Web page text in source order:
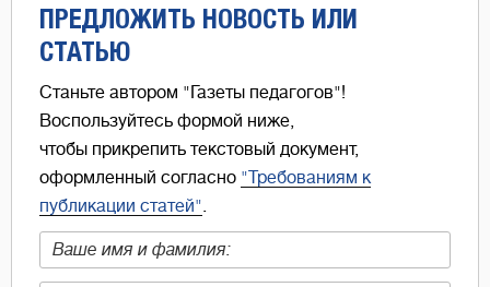
ПРЕДЛОЖИТЬ НОВОСТЬ ИЛИ
СТАТЬЮ
Станьте автором "Газеты педагогов"!
Воспользуйтесь формой ниже,
чтобы прикрепить текстовый документ,
оформленный согласно "Требованиям к
публикации статей"